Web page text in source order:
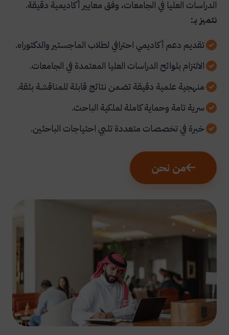
الدراسات العليا في الجامعات، وفق معايير أكاديمية دقيقة.
نتميز بـ:
تقديم دعم أكاديمي احترافي لطلاب الماجستير والدكتوراه.
الالتزام بلوائح الدراسات العليا المعتمدة في الجامعات.
منهجية علمية دقيقة تضمن نتائج قابلة للمناقشة بثقة.
سرية تامة وحماية كاملة لملكية الباحث.
خبرة في تخصصات متعددة تلبي احتياجات الباحثين.
من نحن